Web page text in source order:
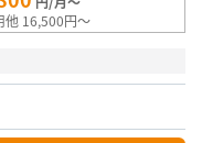
他 16,500円～